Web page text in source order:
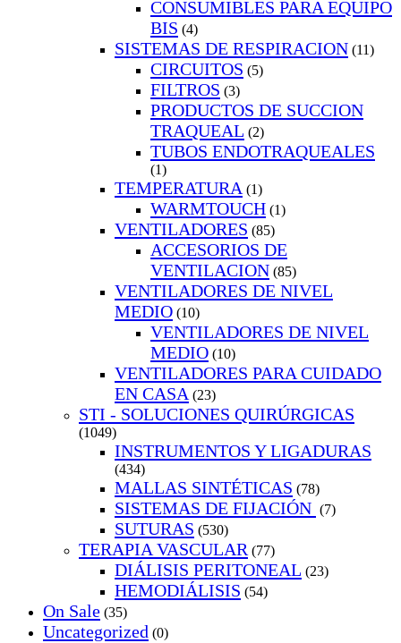
CONSUMIBLES PARA EQUIPO
BIS (4)
SISTEMAS DE RESPIRACION (11)
CIRCUITOS (5)
FILTROS (3)
PRODUCTOS DE SUCCION
TRAQUEAL (2)
TUBOS ENDOTRAQUEALES
(1)
TEMPERATURA (1)
WARMTOUCH (1)
VENTILADORES (85)
ACCESORIOS DE
VENTILACION (85)
VENTILADORES DE NIVEL
MEDIO (10)
VENTILADORES DE NIVEL
MEDIO (10)
VENTILADORES PARA CUIDADO
EN CASA (23)
STI - SOLUCIONES QUIRÚRGICAS
(1049)
INSTRUMENTOS Y LIGADURAS
(434)
MALLAS SINTÉTICAS (78)
SISTEMAS DE FIJACIÓN (7)
SUTURAS (530)
TERAPIA VASCULAR (77)
DIÁLISIS PERITONEAL (23)
HEMODIÁLISIS (54)
On Sale (35)
Uncategorized (0)